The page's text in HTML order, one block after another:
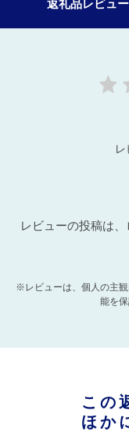
返礼品レビュー
レ
レビューの投稿は
※レビューは、個人の主
能を
この
ほか